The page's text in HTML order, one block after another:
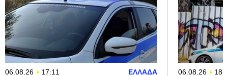
06.08.26 17:11 ΕΛΛΑΔΑ 06.08.26